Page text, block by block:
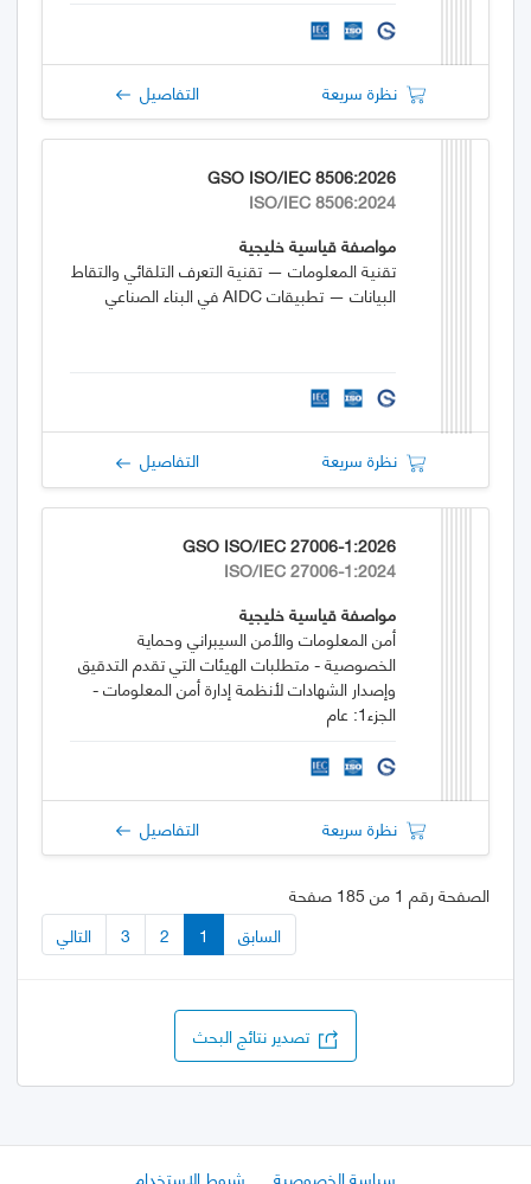
نظرة سريعة التفاصيل
GSO ISO/IEC 8506:2026
ISO/IEC 8506:2024
مواصفة قياسية خليجية
تقنية المعلومات — تقنية التعرف التلقائي والتقاط
البيانات — تطبيقات AIDC في البناء الصناعي
نظرة سريعة التفاصيل
GSO ISO/IEC 27006-1:2026
ISO/IEC 27006-1:2024
مواصفة قياسية خليجية
أمن المعلومات والأمن السيبراني وحماية
الخصوصية - متطلبات الهيئات التي تقدم التدقيق
وإصدار الشهادات لأنظمة إدارة أمن المعلومات -
الجزء1: عام
نظرة سريعة التفاصيل
الصفحة رقم 1 من 185 صفحة
السابق
1
2
3 التالي
تصدير نتائج البحث
سياسة الخصوصية شروط الاستخدام